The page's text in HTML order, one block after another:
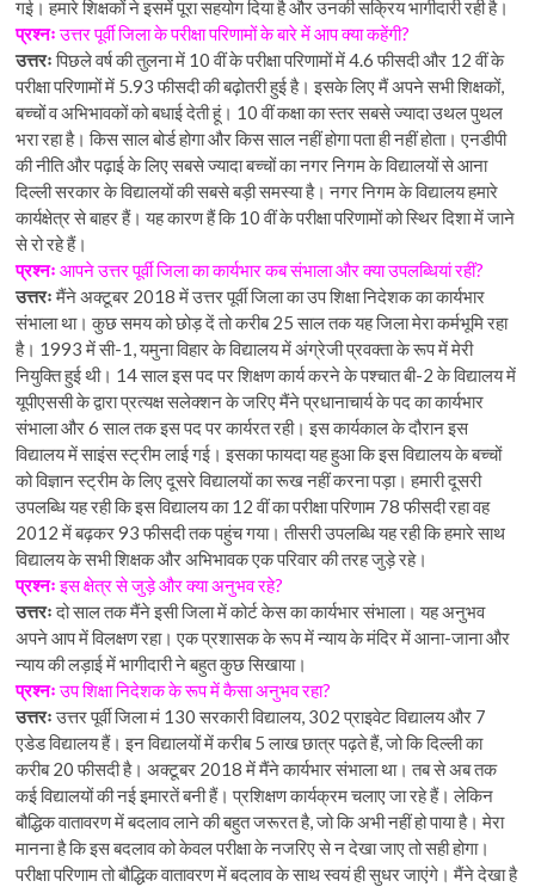
गई। हमारे शिक्षकों ने इसमें पूरा सहयोग दिया है और उनकी सक्रिय भागीदारी रही है।
प्रश्नःउत्तर पूर्वी जिला के परीक्षा परिणामों के बारे में आप क्या कहेंगी?
उत्तरःपिछले वर्ष की तुलना में 10 वीं के परीक्षा परिणामों में 4.6 फीसदी और 12 वीं के
परीक्षा परिणामों में 5.93 फीसदी की बढ़ोतरी हुई है। इसके लिए मैं अपने सभी शिक्षकों,
बच्चों व अभिभावकों को बधाई देती हूं। 10 वीं कक्षा का स्तर सबसे ज्यादा उथल पुथल
भरा रहा है। किस साल बोर्ड होगा और किस साल नहीं होगा पता ही नहीं होता। एनडीपी
की नीति और पढ़ाई के लिए सबसे ज्यादा बच्चों का नगर निगम के विद्यालयों से आना
दिल्ली सरकार के विद्यालयों की सबसे बड़ी समस्या है। नगर निगम के विद्यालय हमारे
कार्यक्षेत्र से बाहर हैं। यह कारण हैं कि 10 वीं के परीक्षा परिणामों को स्थिर दिशा में जाने
से रो रहे हैं।
प्रश्नः आपने उत्तर पूर्वी जिला का कार्यभार कब संभाला और क्या उपलब्धियां रहीं?
उत्तरःमैंने अक्टूबर 2018 में उत्तर पूर्वी जिला का उप शिक्षा निदेशक का कार्यभार
संभाला था। कुछ समय को छोड़ दें तो करीब 25 साल तक यह जिला मेरा कर्मभूमि रहा
है। 1993 में सी-1, यमुना विहार के विद्यालय में अंग्रेजी प्रवक्ता के रूप में मेरी
नियुक्ति हुई थी। 14 साल इस पद पर शिक्षण कार्य करने के पश्चात बी-2 के विद्यालय में
यूपीएससी के द्वारा प्रत्यक्ष सलेक्शन के जरिए मैंने प्रधानाचार्य के पद का कार्यभार
संभाला और 6 साल तक इस पद पर कार्यरत रही। इस कार्यकाल के दौरान इस
विद्यालय में साइंस स्ट्रीम लाई गई। इसका फायदा यह हुआ कि इस विद्यालय के बच्चों
को विज्ञान स्ट्रीम के लिए दूसरे विद्यालयों का रूख नहीं करना पड़ा। हमारी दूसरी
उपलब्धि यह रही कि इस विद्यालय का 12 वीं का परीक्षा परिणाम 78 फीसदी रहा वह
2012 में बढ़कर 93 फीसदी तक पहुंच गया। तीसरी उपलब्धि यह रही कि हमारे साथ
विद्यालय के सभी शिक्षक और अभिभावक एक परिवार की तरह जुड़े रहे।
प्रश्नःइस क्षेत्र से जुड़े और क्या अनुभव रहे?
उत्तरःदो साल तक मैंने इसी जिला में कोर्ट केस का कार्यभार संभाला। यह अनुभव
अपने आप में विलक्षण रहा। एक प्रशासक के रूप में न्याय के मंदिर में आना-जाना और
न्याय की लड़ाई में भागीदारी ने बहुत कुछ सिखाया।
प्रश्नःउप शिक्षा निदेशक के रूप में कैसा अनुभव रहा?
उत्तरःउत्तर पूर्वी जिला मं 130 सरकारी विद्यालय, 302 प्राइवेट विद्यालय और 7
एडेड विद्यालय हैं। इन विद्यालयों में करीब 5 लाख छात्र पढ़ते हैं, जो कि दिल्ली का
करीब 20 फीसदी है। अक्टूबर 2018 में मैंने कार्यभार संभाला था। तब से अब तक
कई विद्यालयों की नई इमारतें बनी हैं। प्रशिक्षण कार्यक्रम चलाए जा रहे हैं। लेकिन
बौद्धिक वातावरण में बदलाव लाने की बहुत जरूरत है, जो कि अभी नहीं हो पाया है। मेरा
मानना है कि इस बदलाव को केवल परीक्षा के नजरिए से न देखा जाए तो सही होगा।
परीक्षा परिणाम तो बौद्धिक वातावरण में बदलाव के साथ स्वयं ही सुधर जाएंगे। मैंने देखा है